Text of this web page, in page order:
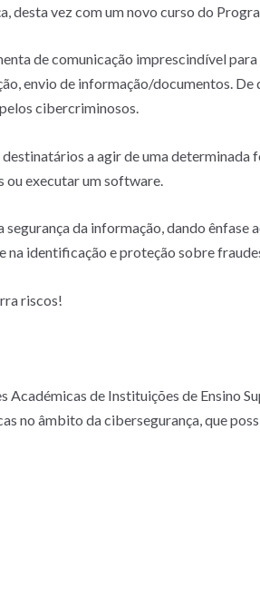
desta vez com um novo curso do
de comunicação imprescindível
envio de informação/documentos.
cibercriminosos.
a agir de uma determinada
ou executar um software.
da informação, dando
identificação e proteção sobre
riscos!
Académicas de Instituições de Ensino
no âmbito da cibersegurança, que